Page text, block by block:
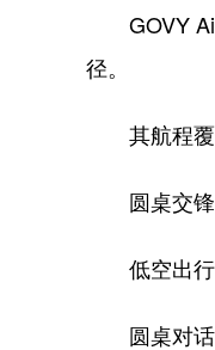
GOVY
径。
其航程覆盖
圆桌交锋
低空出行
圆桌对话汇